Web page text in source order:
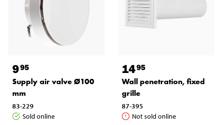
995
Supply air valve Ø100
mm
83-229
Sold online
1495
Wall penetration, fixed
grille
87-395
Not sold online